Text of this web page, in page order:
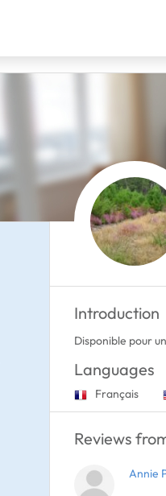
Introduction
Disponible pour
Languages
Français
Reviews
Annie